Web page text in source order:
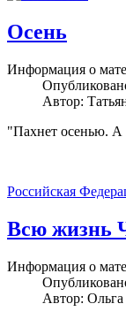
Осень
Информация о
Автор:
"Пахнет осенью. А
Российская
Всю жизнь
Информация о
Автор: Ольга